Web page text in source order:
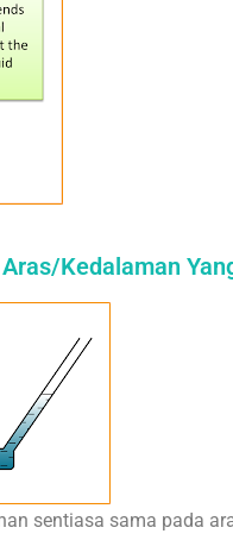
Kedalaman
sentiasa sama pada